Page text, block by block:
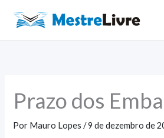
para
o
Prazo dos
Por Mauro Lopes/9 de dezembro de